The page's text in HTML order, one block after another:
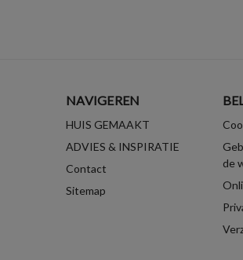
NAVIGEREN
HUIS GEMAAKT
ADVIES & INSPIRATIE
Contact
Sitemap
de